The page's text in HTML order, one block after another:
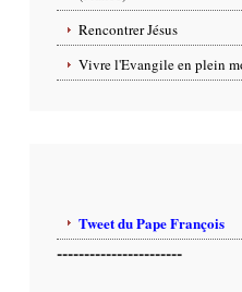
Rencontrer Jésus
Vivre l'Evangile en plein
Tweet du Pape François
-----------------------